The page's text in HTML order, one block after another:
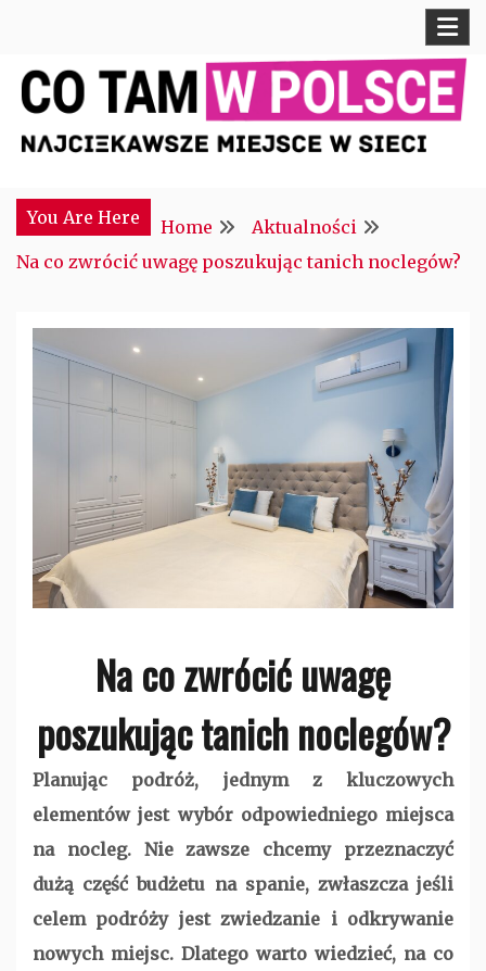
content
CTM POLONIA
You Are Here
Home
Aktualności
Na co zwrócić uwagę poszukując tanich noclegów?
Na co zwrócić uwagę
poszukując tanich noclegów?
Planując podróż, jednym z kluczowych
elementów jest wybór odpowiedniego miejsca
na nocleg. Nie zawsze chcemy przeznaczyć
dużą część budżetu na spanie, zwłaszcza jeśli
celem podróży jest zwiedzanie i odkrywanie
nowych miejsc. Dlatego warto wiedzieć, na co